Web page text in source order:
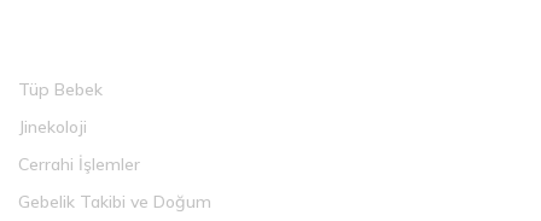
Tüp Bebek
Jinekoloji
Cerrahi İşlemler
Gebelik Takibi ve Doğum